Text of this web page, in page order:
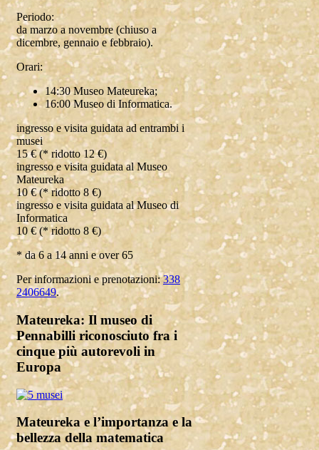
Periodo:
da marzo a novembre (chiuso a
dicembre, gennaio e febbraio).
Orari:
14:30 Museo Mateureka;
16:00 Museo di Informatica.
ingresso e visita guidata ad entrambi i
musei
15 € (* ridotto 12 €)
ingresso e visita guidata al Museo
Mateureka
10 € (* ridotto 8 €)
ingresso e visita guidata al Museo di
Informatica
10 € (* ridotto 8 €)
* da 6 a 14 anni e over 65
Per informazioni e prenotazioni:338
2406649.
Mateureka: Il museo di
Pennabilli riconosciuto fra i
cinque più autorevoli in
Europa
Mateureka e l’importanza e la
bellezza della matematica